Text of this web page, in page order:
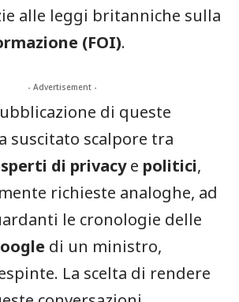
alle leggi britanniche sulla
(FOI).
- Advertisement -
di queste
suscitato scalpore tra
di privacye politici,
richieste analoghe, ad
le cronologie delle
di un ministro,
La scelta di rendere